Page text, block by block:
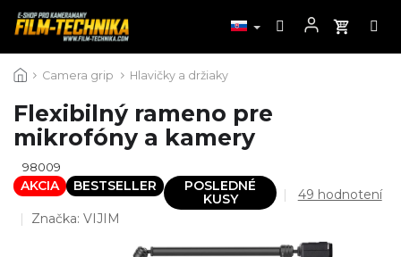
na
Camera grip Hlavičky a držiaky
Flexibilný rameno pre
mikrofóny a kamery
98009
AKCIA BESTSELLER
POSLEDNÉ
KUSY
Priemerné
je
49 hodnotení
Značka: VIJIM